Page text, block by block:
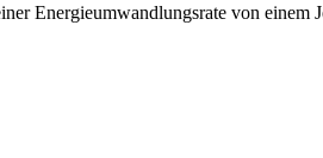
Energieumwandlungsrate von einem